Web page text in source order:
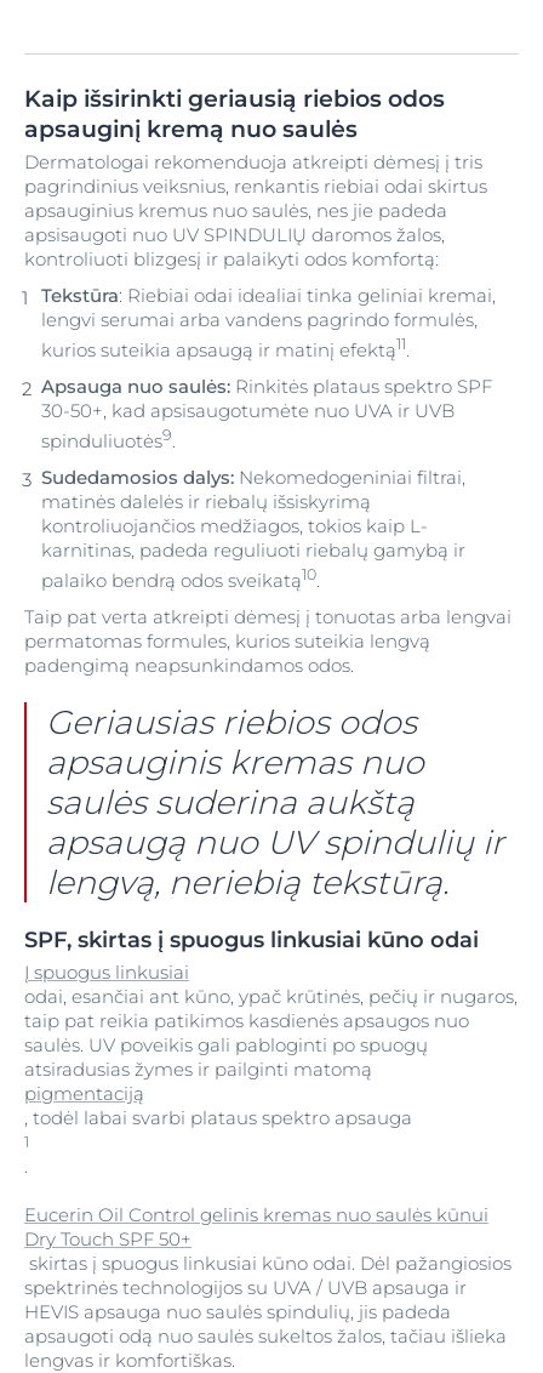
Kaip išsirinkti geriausią riebios odos
apsauginį kremą nuo saulės
Dermatologai rekomenduoja atkreipti dėmesį į tris
pagrindinius veiksnius, renkantis riebiai odai skirtus
apsauginius kremus nuo saulės, nes jie padeda
apsisaugoti nuo UV SPINDULIŲ daromos žalos,
kontroliuoti blizgesį ir palaikyti odos komfortą:
Tekstūra: Riebiai odai idealiai tinka geliniai kremai,
lengvi serumai arba vandens pagrindo formulės,
kurios suteikia apsaugą ir matinį efektą11.
Apsauga nuo saulės: Rinkitės plataus spektro SPF
30-50+, kad apsisaugotumėte nuo UVA ir UVB
spinduliuotės9.
Sudedamosios dalys: Nekomedogeniniai filtrai,
matinės dalelės ir riebalų išsiskyrimą
kontroliuojančios medžiagos, tokios kaip L-
karnitinas, padeda reguliuoti riebalų gamybą ir
palaiko bendrą odos sveikatą10.
Taip pat verta atkreipti dėmesį į tonuotas arba lengvai
permatomas formules, kurios suteikia lengvą
padengimą neapsunkindamos odos.
Geriausias riebios odos
apsauginis kremas nuo
saulės suderina aukštą
apsaugą nuo UV spindulių ir
lengvą, neriebią tekstūrą.
SPF, skirtas į spuogus linkusiai kūno odai
Į spuogus linkusiai
odai, esančiai ant kūno, ypač krūtinės, pečių ir nugaros,
taip pat reikia patikimos kasdienės apsaugos nuo
saulės. UV poveikis gali pabloginti po spuogų
atsiradusias žymes ir pailginti matomą
pigmentaciją
, todėl labai svarbi plataus spektro apsauga
1
.
Eucerin Oil Control gelinis kremas nuo saulės kūnui
Dry Touch SPF 50+
skirtas į spuogus linkusiai kūno odai. Dėl pažangiosios
spektrinės technologijos su UVA / UVB apsauga ir
HEVIS apsauga nuo saulės spindulių, jis padeda
apsaugoti odą nuo saulės sukeltos žalos, tačiau išlieka
lengvas ir komfortiškas.